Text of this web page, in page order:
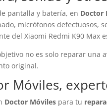
pantalla y batería, en Doctor
micrófonos defectuosos,
del Xiaomi Redmi K90 Max
no es solo reparar una
original.
Móviles,
Doctor Móviles para tu